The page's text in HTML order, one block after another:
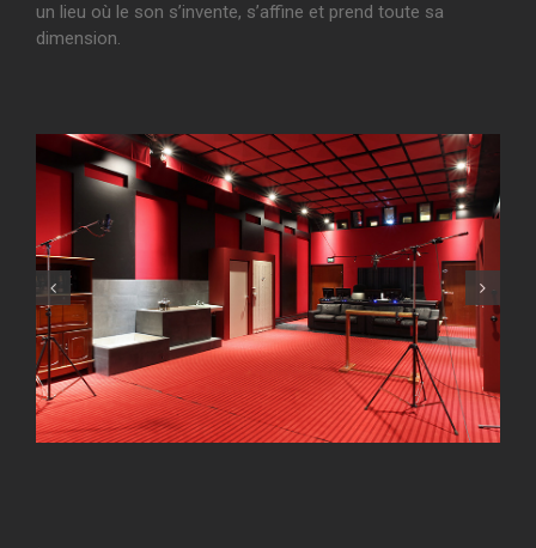
un lieu où le son s’invente, s’affine et prend toute sa
dimension.